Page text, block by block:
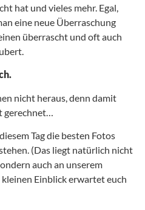
hat und vieles mehr. Egal,
eine neue Überraschung
überrascht und oft auch
nicht heraus, denn damit
gerechnet…
Tag die besten Fotos
(Das liegt natürlich nicht
auch an unserem
Einblick erwartet euch